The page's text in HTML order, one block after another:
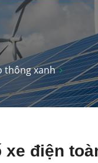
thông xanh
xe điện